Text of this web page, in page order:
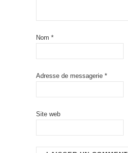
Nom *
Adresse de messagerie *
Site web